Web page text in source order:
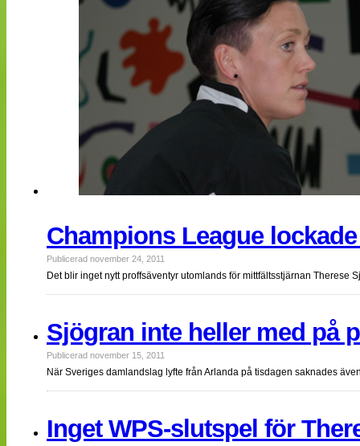
Champions League
Publicerad november 24, 2011
Det blir inget nytt proffsäventyr utomlands för mittfältsstjärnan
Sjögran inte heller med på
Publicerad november 15, 2011
När Sveriges damlandslag lyfte från Arlanda på tisdagen saknades
Inget WPS-slutspel för